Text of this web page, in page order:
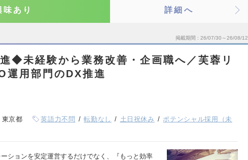
味あり 詳細へ
掲載期間 26/07/30～26/08/12
◆未経験から業務改善・企画職へ／芙蓉リ
運用部門のDX推進
東京都 英語力不問 転勤なし 土日祝休み
ポテンシャル採用（未
ーションを安定運営するだけでなく、『もっと効率